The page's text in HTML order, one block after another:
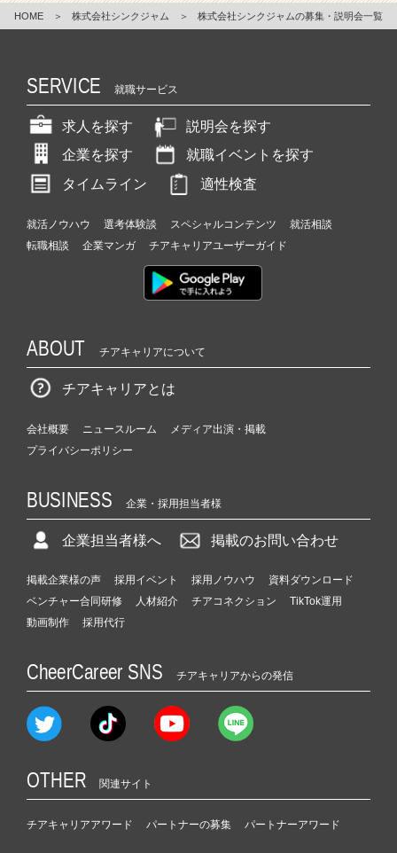
カ
ウ
就
活
ア
キ
ャ
リ
ア
e
r
a
r）
HOME ＞ 株式会社シンクジャム ＞ 株式会社シンクジャムの募集・説明会一覧
SERVICE 就職サービス
求人を探す
説明会を探す
企業を探す
就職イベントを探す
タイムライン
適性検査
就活ノウハウ 選考体験談 スペシャルコンテンツ
就活相談
転職相談
企業マンガ チアキャリアユーザーガイド
ABOUT チアキャリアについて
チアキャリアとは
会社概要 ニュースルーム
メディア出演・掲載
プライバシーポリシー
BUSINESS 企業・採用担当者様
企業担当者様へ 掲載のお問い合わせ
掲載企業様の声 採用イベント 採用ノウハウ
資料ダウンロード
ベンチャー合同研修
人材紹介 チアコネクション
TikTok運用
動画制作
採用代行
CheerCareer SNS チアキャリアからの発信
OTHER 関連サイト
チアキャリアアワード パートナーの募集 パートナーアワード